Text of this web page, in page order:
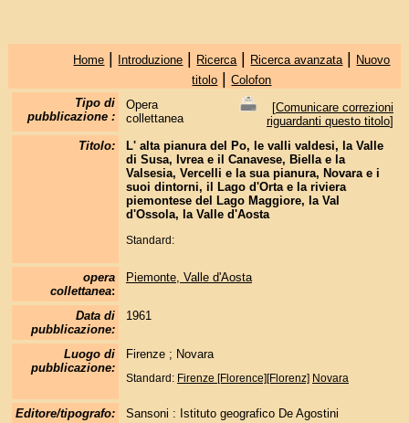
Home | Introduzione | Ricerca | Ricerca avanzata | Nuovo
titolo |Colofon
Tipo di
pubblicazione :
Opera
collettanea
[Comunicare correzioni
riguardanti questo titolo]
Titolo:
L' alta pianura del Po, le valli valdesi, la Valle
di Susa, Ivrea e il Canavese, Biella e la
Valsesia, Vercelli e la sua pianura, Novara e i
suoi dintorni, il Lago d'Orta e la riviera
piemontese del Lago Maggiore, la Val
d'Ossola, la Valle d'Aosta
Standard:
opera
collettanea:
Piemonte, Valle d'Aosta
Data di
pubblicazione:
1961
Luogo di
pubblicazione:
Firenze ; Novara
Standard: Firenze [Florence][Florenz] Novara
Editore/tipografo: Sansoni : Istituto geografico De Agostini